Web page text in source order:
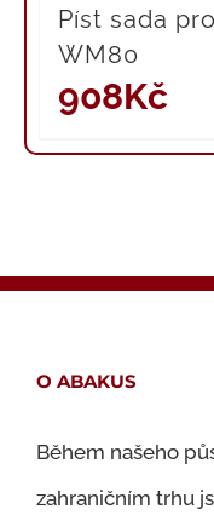
Píst sada
WM80
908Kč
O ABAKUS
Během našeho
zahraničním trhu